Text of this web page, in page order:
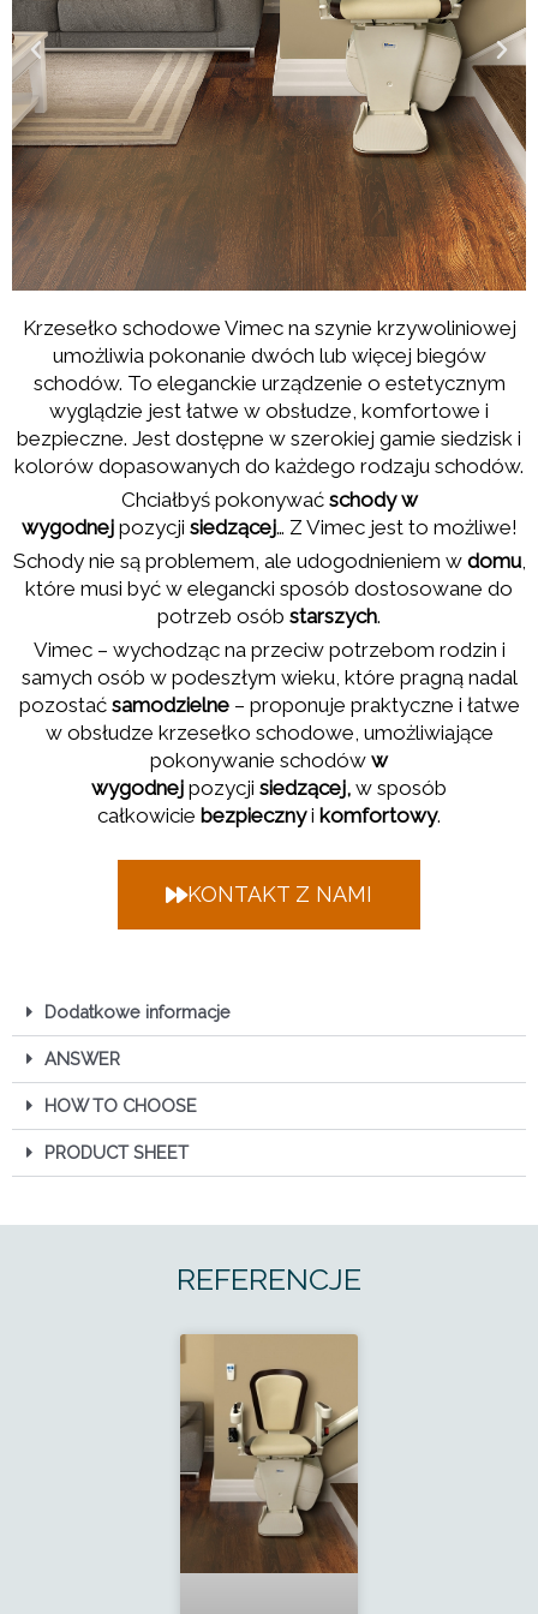
Krzesełko schodowe Vimec na szynie krzywoliniowej
umożliwia pokonanie dwóch lub więcej biegów
schodów. To eleganckie urządzenie o estetycznym
wyglądzie jest łatwe w obsłudze, komfortowe i
bezpieczne. Jest dostępne w szerokiej gamie siedzisk i
kolorów dopasowanych do każdego rodzaju schodów.
Chciałbyś pokonywać schody w
wygodnejpozycji siedzącej… Z Vimec jest to możliwe!
Schody nie są problemem, ale udogodnieniem w domu,
które musi być w elegancki sposób dostosowane do
potrzeb osób starszych.
Vimec – wychodząc na przeciw potrzebom rodzin i
samych osób w podeszłym wieku, które pragną nadal
pozostać samodzielne– proponuje praktyczne i łatwe
w obsłudze krzesełko schodowe, umożliwiające
pokonywanie schodów w
wygodnej pozycji siedzącej, w sposób
całkowicie bezpiecznyi komfortowy.
KONTAKT Z NAMI
Dodatkowe informacje
ANSWER
HOW TO CHOOSE
PRODUCT SHEET
REFERENCJE